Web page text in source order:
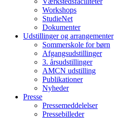
Workshops
StudieNet
Dokumenter
Udstillinger og arrangementer
Sommerskole for børn
Afgangsudstillinger
3. årsudstillinger
AMCN udstilling
Publikationer
Nyheder
Presse
Pressemeddelelser
Pressebilleder